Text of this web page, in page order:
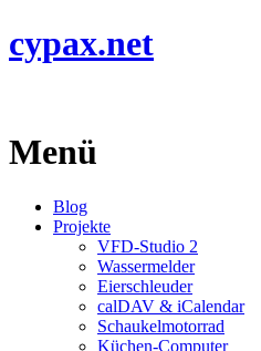
cypax.net
Menü
Blog
Projekte
VFD-Studio 2
Wassermelder
Eierschleuder
calDAV & iCalendar
Schaukelmotorrad
Küchen-Computer